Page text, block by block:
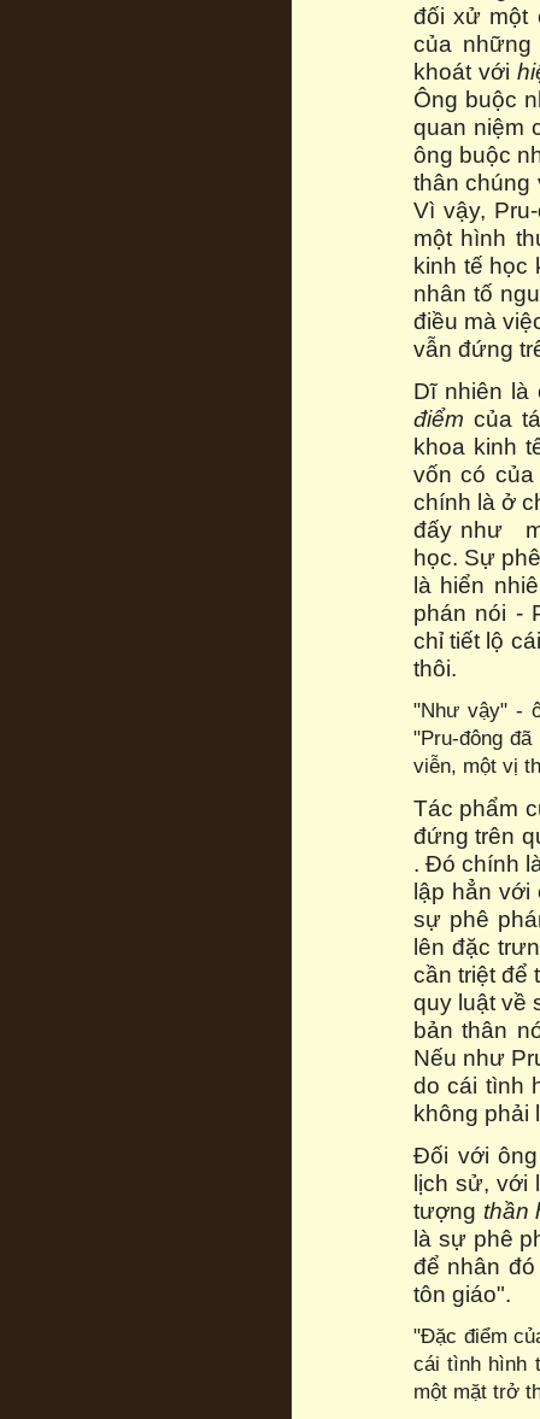
đối xử một
của
khoát với
Ông buộc
quan niệm
ông buộc
thân chúng
Vì vậy,
một hình
kinh tế học
nhân tố
điều mà
vẫn đứng
Dĩ nhiên
điểm của
khoa kinh
vốn có của
chính là ở
đấy như
học. Sự
là hiển
phán nói -
chỉ tiết lộ
thôi.
"Như vậy" -
"Pru-đông
viễn, một vị
Tác phẩm
đứng trên
. Đó chính
lập hẳn với
sự phê
lên đặc
cần triệt để
quy luật về
bản thân
Nếu như
do cái tình
không
Đối với
lịch sử, với
tượng thần
là sự phê
để nhân
tôn giáo".
"Đặc điểm
cái tình hình
một mặt trở